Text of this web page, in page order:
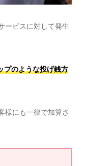
ービスに対して発生
プのような投げ銭方
様にも一律で加算さ